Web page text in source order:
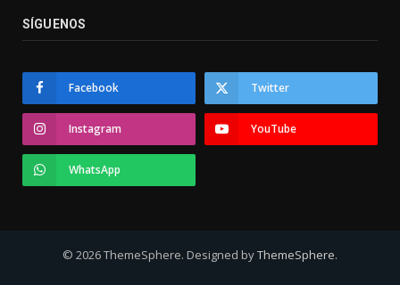
SÍGUENOS
Facebook Twitter
Instagram YouTube
WhatsApp
© 2026 ThemeSphere. Designed byThemeSphere.